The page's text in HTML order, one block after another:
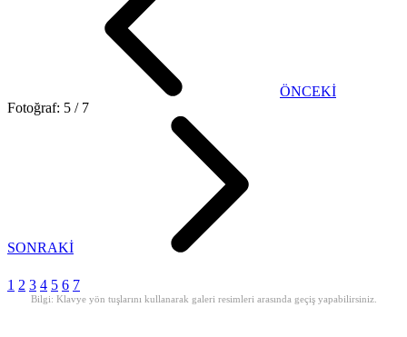
ÖNCEKİ
Fotoğraf: 5 / 7
SONRAKİ
1 2 3 4 5 6 7
Bilgi: Klavye yön tuşlarını kullanarak galeri resimleri arasında geçiş yapabilirsiniz.